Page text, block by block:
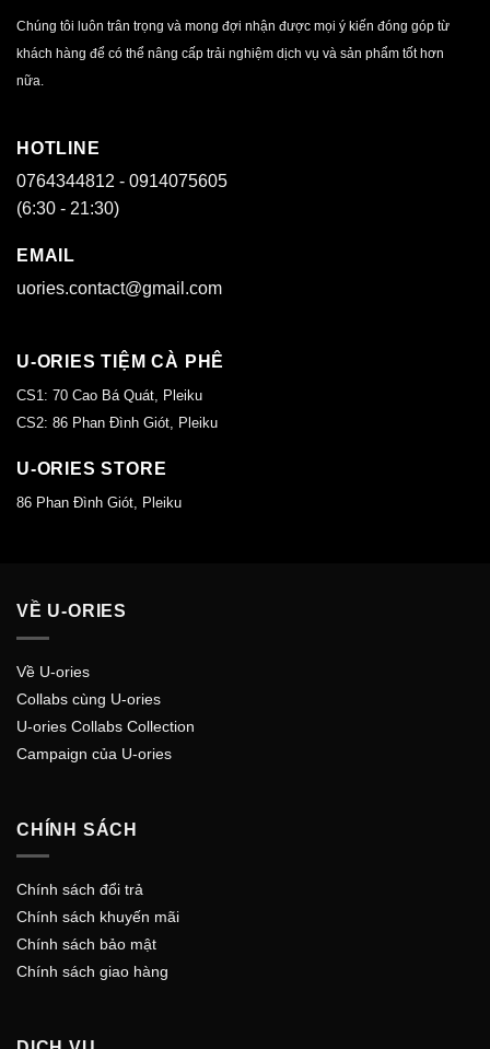
Chúng tôi luôn trân trọng và mong đợi nhận được mọi ý kiến đóng góp từ
khách hàng để có thể nâng cấp trải nghiệm dịch vụ và sản phẩm tốt hơn
nữa.
HOTLINE
0764344812 - 0914075605
(6:30 - 21:30)
EMAIL
uories.contact@gmail.com
U-ORIES TIỆM CÀ PHÊ
CS1: 70 Cao Bá Quát, Pleiku
CS2: 86 Phan Đình Giót, Pleiku
U-ORIES STORE
86 Phan Đình Giót, Pleiku
VỀ U-ORIES
Về U-ories
Collabs cùng U-ories
U-ories Collabs Collection
Campaign của U-ories
CHÍNH SÁCH
Chính sách đổi trả
Chính sách khuyến mãi
Chính sách bảo mật
Chính sách giao hàng